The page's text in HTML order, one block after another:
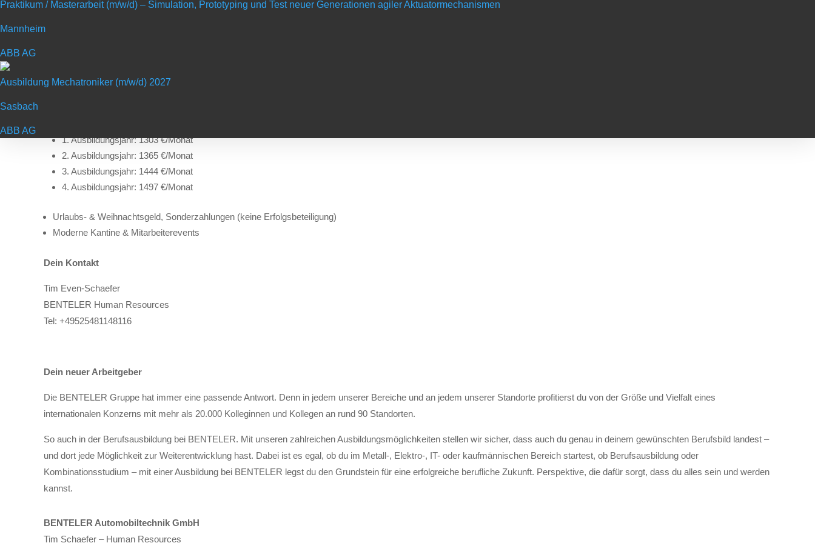
Praktikum / Masterarbeit (m/w/d) – Simulation, Prototyping und Test neuer Generationen agiler Aktuatormechanismen
Mannheim
ABB AG
Ausbildung Mechatroniker (m/w/d) 2027
Sasbach
ABB AG
Team-Geist eines internationalen Familienunternehmens
1. Ausbildungsjahr: 1303 €/Monat
2. Ausbildungsjahr: 1365 €/Monat
3. Ausbildungsjahr: 1444 €/Monat
4. Ausbildungsjahr: 1497 €/Monat
Urlaubs- & Weihnachtsgeld, Sonderzahlungen (keine Erfolgsbeteiligung)
Moderne Kantine & Mitarbeiterevents
Dein Kontakt
Tim Even-Schaefer
BENTELER Human Resources
Tel: +49525481148116
Dein neuer Arbeitgeber
Die BENTELER Gruppe hat immer eine passende Antwort. Denn in jedem unserer Bereiche und an jedem unserer Standorte profitierst du von der Größe und Vielfalt eines
internationalen Konzerns mit mehr als 20.000 Kolleginnen und Kollegen an rund 90 Standorten.
So auch in der Berufsausbildung bei BENTELER. Mit unseren zahlreichen Ausbildungsmöglichkeiten stellen wir sicher, dass auch du genau in deinem gewünschten Berufsbild landest –
und dort jede Möglichkeit zur Weiterentwicklung hast. Dabei ist es egal, ob du im Metall-, Elektro-, IT- oder kaufmännischen Bereich startest, ob Berufsausbildung oder
Kombinationsstudium – mit einer Ausbildung bei BENTELER legst du den Grundstein für eine erfolgreiche berufliche Zukunft. Perspektive, die dafür sorgt, dass du alles sein und werden
kannst.
BENTELER Automobiltechnik GmbH
Tim Schaefer – Human Resources